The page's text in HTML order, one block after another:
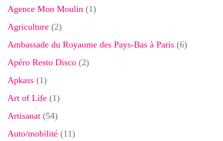
Agence Mon Moulin (1)
Agriculture (2)
Ambassade du Royaume des Pays-Bas à Paris (6)
Apéro Resto Disco (2)
Apkass (1)
Art of Life (1)
Artisanat (54)
Auto/mobilité (11)